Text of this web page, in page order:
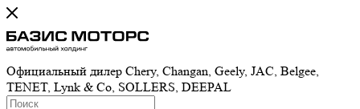
Официальный дилер Chery, Changan, Geely, JAC, Belgee,
TENET, Lynk & Co, SOLLERS, DEEPAL